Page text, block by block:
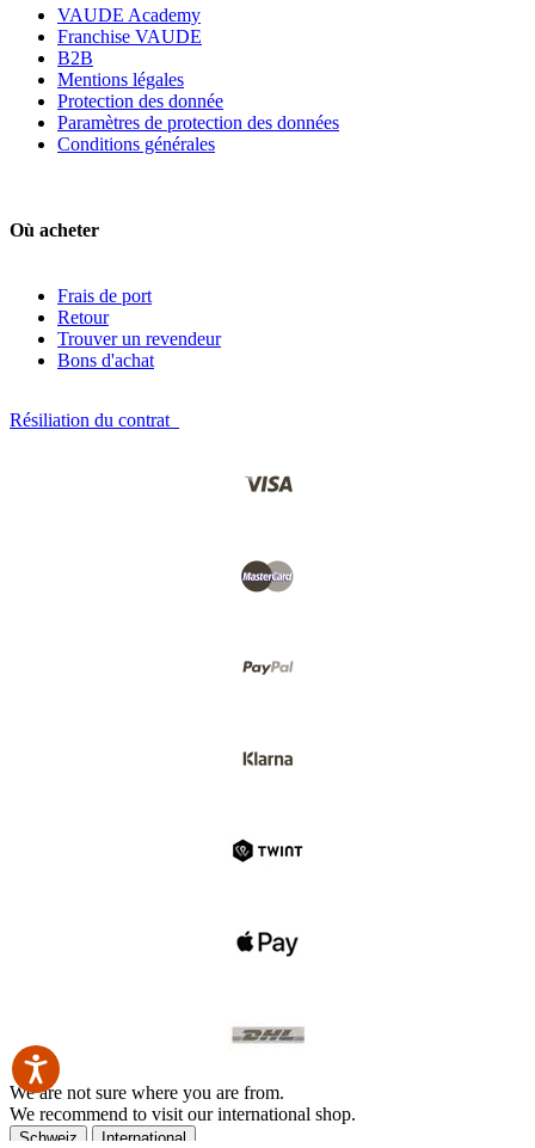
VAUDE Academy
Franchise VAUDE
B2B
Mentions légales
Protection des donnée
Paramètres de protection des données
Conditions générales
Où acheter
Frais de port
Retour
Trouver un revendeur
Bons d'achat
Résiliation du contrat
We are not sure where you are from.
We recommend to visit our international shop.
Schweiz International